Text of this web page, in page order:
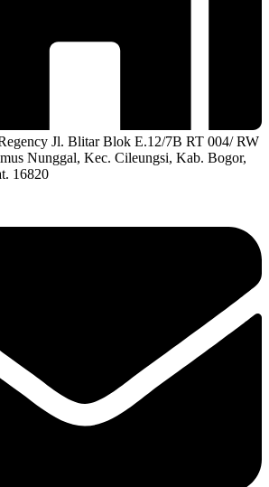
Jl. Blitar Blok E.12/7B RT 004/ RW
Nunggal, Kec. Cileungsi, Kab. Bogor,
16820